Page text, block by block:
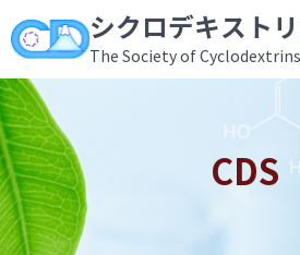
シクロデキスト
The Society of
CDS